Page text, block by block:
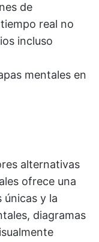
de
real no
incluso
mentales en
alternativas
ofrece una
y la
diagramas